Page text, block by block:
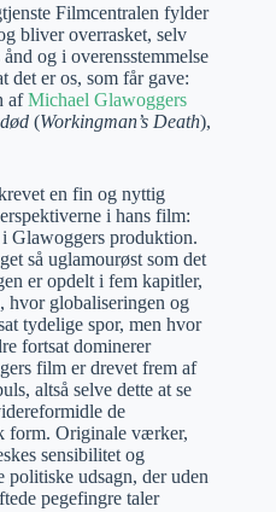
Filmcentralen fylder
bliver overrasket, selv
og i overensstemmelse
det er os, som får gave:
afMichael Glawoggers
(Workingman’s Death),
en fin og nyttig
i hans film:
Glawoggers produktion.
så uglamourøst som det
er opdelt i fem kapitler,
hvor globaliseringen og
tydelige spor, men hvor
fortsat dominerer
film er drevet frem af
altså selve dette at se
de
form. Originale værker,
sensibilitet og
politiske udsagn, der uden
pegefingre taler